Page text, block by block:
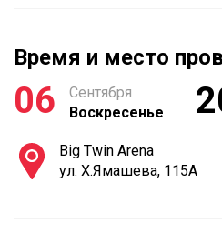
Время и место
06
Сентября
Воскресенье
Big Twin Arena
ул. Х.Ямашева, 115А